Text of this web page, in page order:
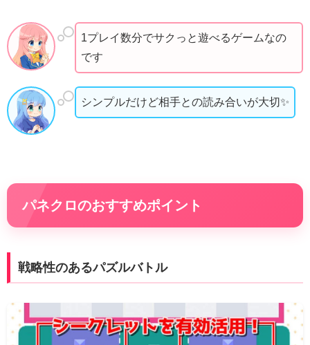
1プレイ数分でサクっと遊べるゲームなの
です
シンプルだけど相手との読み合いが大切✨
パネクロのおすすめポイント
戦略性のあるパズルバトル